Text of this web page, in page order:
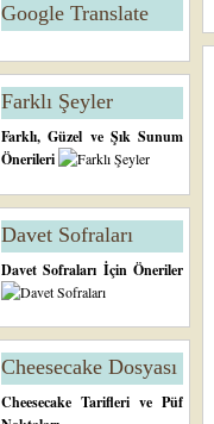
Google Translate
Farklı Şeyler
Farklı, Güzel ve Şık Sunum
Önerileri
Davet Sofraları
Davet Sofraları İçin Öneriler
Cheesecake Dosyası
Cheesecake Tarifleri ve Püf